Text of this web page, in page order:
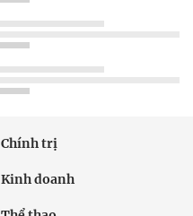
Chính trị
Kinh doanh